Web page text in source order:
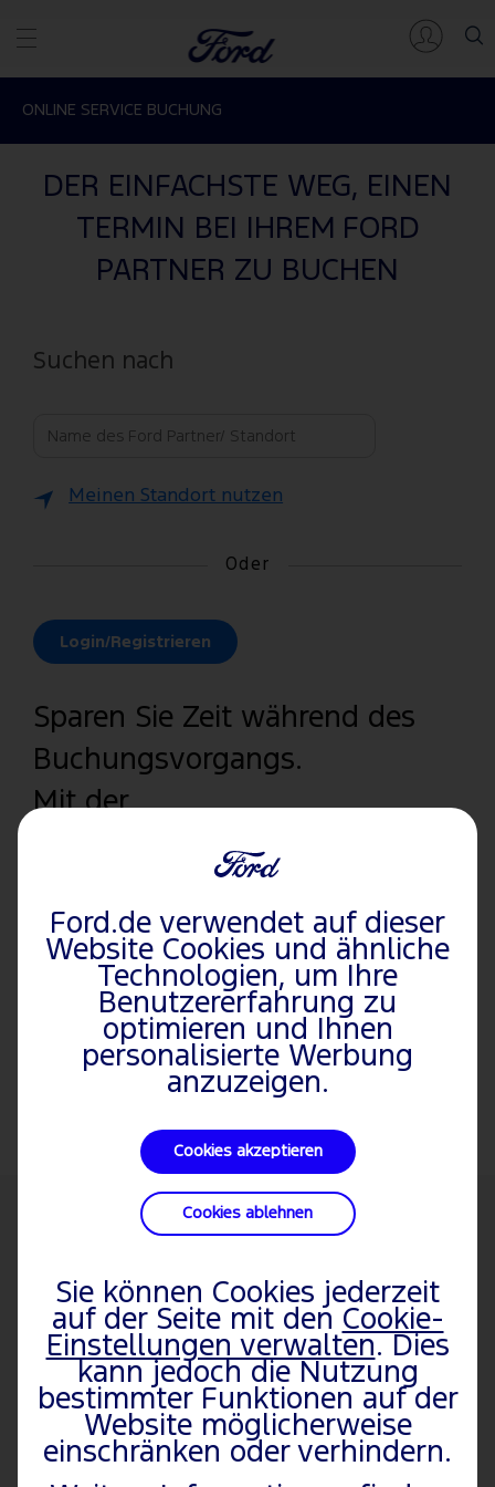
ONLINE SERVICE BUCHUNG
DER EINFACHSTE WEG, EINEN
TERMIN BEI IHREM FORD
PARTNER ZU BUCHEN
Suchen nach
Meinen Standort nutzen
Oder
Login/Registrieren
Sparen Sie Zeit während des
Buchungsvorgangs.
Mit der
Anmeldung/Registrierung
werden Ihre gespeicherten
Fahrzeuginformationen
abgerufen sowie Ihr
bevorzugter Ford Partner
vorausgewählt.
Ford.de verwendet auf dieser
Website Cookies und ähnliche
Technologien, um Ihre
Benutzererfahrung zu
optimieren und Ihnen
personalisierte Werbung
anzuzeigen.
Cookies akzeptieren
Cookies ablehnen
Sie können Cookies jederzeit
auf der Seite mit den Cookie-
Einstellungen verwalten. Dies
kann jedoch die Nutzung
bestimmter Funktionen auf der
Website möglicherweise
einschränken oder verhindern.
PKW
Nutzfahrzeuge
Kleinwagen
Hybrid und
Elektrofahrzeuge
Familienautos
ENTDECKEN
Über Ford
Highlights & Aktuelles
Beruf & Karriere
Nachhaltigkeit
Ford Clubs
Altfahrzeugverwertung
Fiesta
Fiesta ST
EcoSport
Puma
Puma ST
Focus